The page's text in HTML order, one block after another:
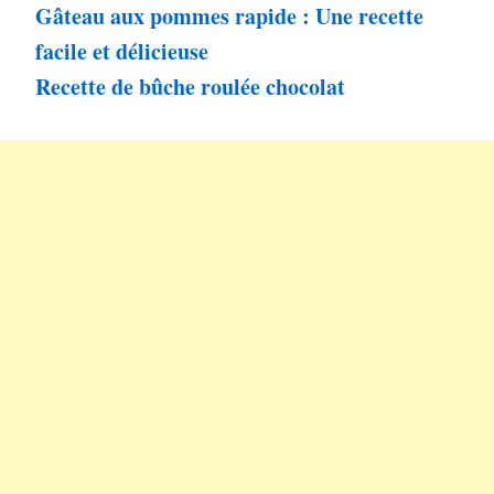
Gâteau aux pommes rapide : Une recette
facile et délicieuse
Recette de bûche roulée chocolat